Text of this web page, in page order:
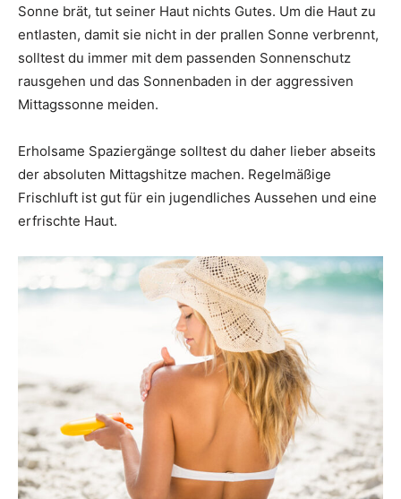
Sonne brät, tut seiner Haut nichts Gutes. Um die Haut zu
entlasten, damit sie nicht in der prallen Sonne verbrennt,
solltest du immer mit dem passenden Sonnenschutz
rausgehen und das Sonnenbaden in der aggressiven
Mittagssonne meiden.
Erholsame Spaziergänge solltest du daher lieber abseits
der absoluten Mittagshitze machen. Regelmäßige
Frischluft ist gut für ein jugendliches Aussehen und eine
erfrischte Haut.